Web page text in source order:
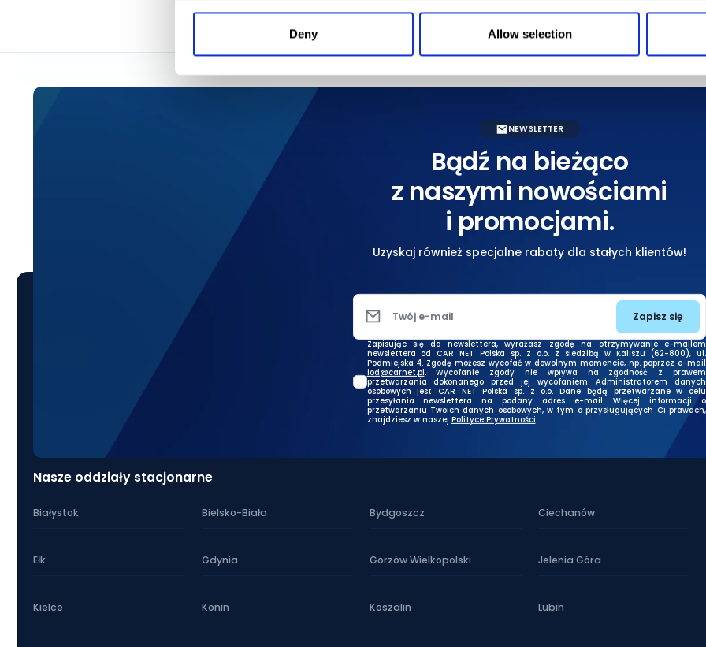
Deny Allow selection
NEWSLETTER
Bądź na bieżąco
z naszymi nowościami
i promocjami.
Uzyskaj również specjalne rabaty dla stałych klientów!
Twój e-mail Zapisz się
Zapisując się do newslettera, wyrażasz zgodę na otrzymywanie e-mailem
newslettera od CAR NET Polska sp. z o.o. z siedzibą w Kaliszu (62-800), ul.
Podmiejska 4. Zgodę możesz wycofać w dowolnym momencie, np. poprzez e-mail
iod@carnet.pl . Wycofanie zgody nie wpływa na zgodność z prawem
przetwarzania dokonanego przed jej wycofaniem. Administratorem danych
osobowych jest CAR NET Polska sp. z o.o. Dane będą przetwarzane w celu
przesyłania newslettera na podany adres e-mail. Więcej informacji o
przetwarzaniu Twoich danych osobowych, w tym o przysługujących Ci prawach,
znajdziesz w naszej Polityce Prywatności
Nasze oddziały stacjonarne
Białystok Bielsko-Biała Bydgoszcz Ciechanów
Ełk Gdynia Gorzów Wielkopolski Jelenia Góra
Kielce Konin Koszalin Lubin